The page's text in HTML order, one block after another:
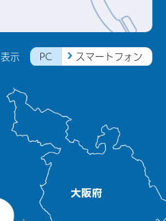
表示 PC スマートフォン